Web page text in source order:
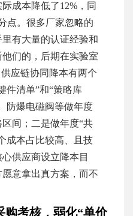
成本降低了12%，同
点。很多厂家忽略的
有大量的认证经验和
们的，后期在实验室
应链协同降本有两个
件清单”和“策略库
防爆电磁阀等做年度
间；二是做年度“共
成本占比较高、且技
供应商设立降本目
意拿出真方案，而不
购考核，弱化“单价